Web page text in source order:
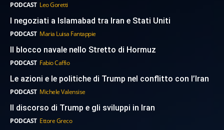
PODCAST Leo Goretti
I negoziati a Islamabad tra Iran e Stati Uniti
PODCAST Maria Luisa Fantappie
Il blocco navale nello Stretto di Hormuz
PODCAST Fabio Caffio
Le azioni e le politiche di Trump nel conflitto con l’Iran
PODCAST Michele Valensise
Il discorso di Trump e gli sviluppi in Iran
PODCAST Ettore Greco